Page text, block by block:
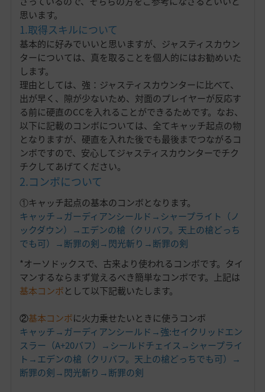
思います。
1.取得スキルについて
基本的に好みでいいと思いますが、ジャスティスカウン
ターについては、真を取ることを個人的にはお勧めいた
します。
理由としては、強：ジャスティスカウンターに比べて、
出が早く、隙が少ないため、対面のプレイヤーが反応す
る前に硬直のCCを入れることができるためです。なお、
以下に記載のコンボについては、全てキャッチ起点の物
となりますが、硬直を入れた後でも最後までつながるコ
ンボですので、安心してジャスティスカウンターでチク
チクしてあげてください。
2.コンボについて
①キャッチ起点の基本のコンボとなります。
キャッチ→ガーディアンシールド→シャープライト（ノ
ックダウン）→エデンの槍（クリバフ。天上の槍どっち
でも可）→断罪の剣→閃光斬り→断罪の剣
*オーソドックスで、古来より使われるコンボです。タイ
マンするならまず覚えるべき簡単なコンボです。上記は
基本コンボとして以下記載いたします。
②基本コンボに火力乗せたいときに使うコンボ
キャッチ→ガーディアンシールド→強:セイクリッドエン
スラー（A+20バフ）→シールドチェイス→シャープライ
ト→エデンの槍（クリバフ。天上の槍どっちでも可）→
断罪の剣→閃光斬り→断罪の剣